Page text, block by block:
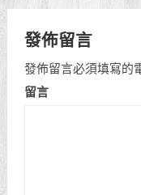
發佈留言
發佈留言必須填寫的
留言